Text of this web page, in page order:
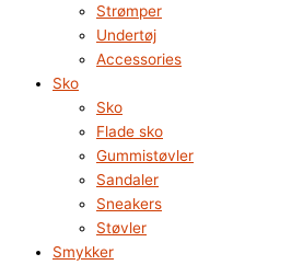
Strømper
Undertøj
Accessories
Sko
Sko
Flade sko
Gummistøvler
Sandaler
Sneakers
Støvler
Smykker